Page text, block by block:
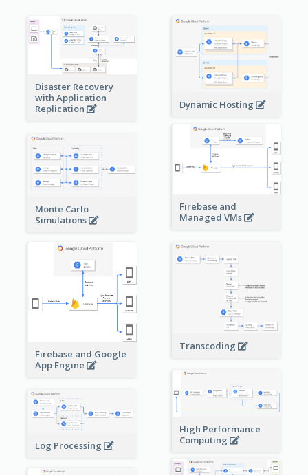
Disaster Recovery
with Application
Replication
Dynamic Hosting
Firebase and
Managed VMs
Monte Carlo
Simulations
Firebase and Google
App Engine
Transcoding
High Performance
Computing
Log Processing